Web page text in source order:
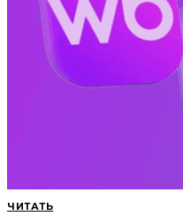
ЧИТАТЬ